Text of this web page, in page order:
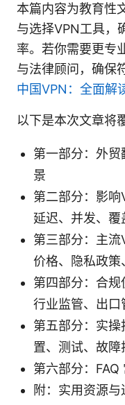
本篇内容为教育性
与选择VPN工具，
率。若你需要更专
与法律顾问，确保
中国VPN：全面解
以下是本次文章将
第一部分：外
景
第二部分：影响
延迟、并发、覆
第三部分：主
价格、隐私政策
第四部分：合规
行业监管、出口
第五部分：实
置、测试、故障
第六部分：FAQ
附：实用资源与